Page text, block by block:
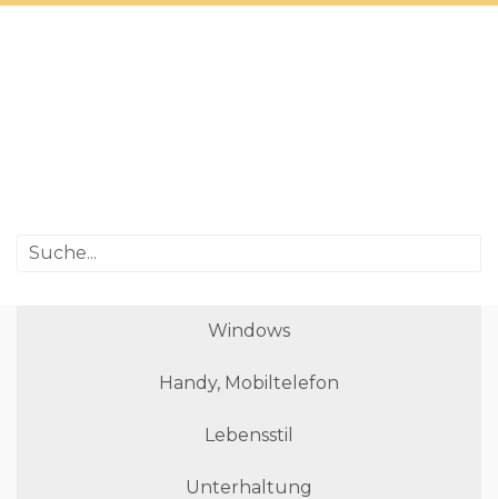
Windows
Handy, Mobiltelefon
Lebensstil
Unterhaltung